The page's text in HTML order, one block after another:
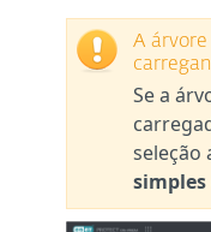
A
Se a
seleção
simples